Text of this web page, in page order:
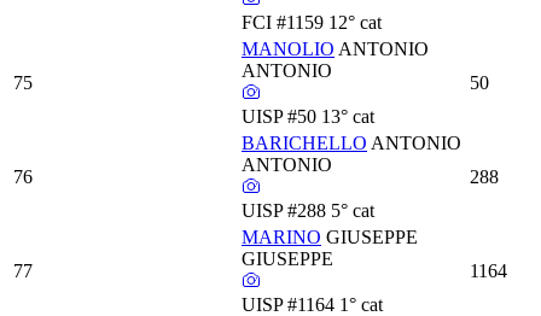
FCI #1159 12° cat
75
MANOLIO ANTONIO
ANTONIO
UISP #50 13° cat
50
76
BARICHELLO ANTONIO
ANTONIO
UISP #288 5° cat
288
77
MARINO GIUSEPPE
GIUSEPPE
UISP #1164 1° cat
1164